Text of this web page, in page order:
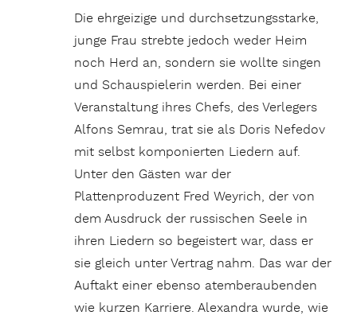
Die ehrgeizige und durchsetzungsstarke,
junge Frau strebte jedoch weder Heim
noch Herd an, sondern sie wollte singen
und Schauspielerin werden. Bei einer
Veranstaltung ihres Chefs, des Verlegers
Alfons Semrau, trat sie als Doris Nefedov
mit selbst komponierten Liedern auf.
Unter den Gästen war der
Plattenproduzent Fred Weyrich, der von
dem Ausdruck der russischen Seele in
ihren Liedern so begeistert war, dass er
sie gleich unter Vertrag nahm. Das war der
Auftakt einer ebenso atemberaubenden
wie kurzen Karriere. Alexandra wurde, wie